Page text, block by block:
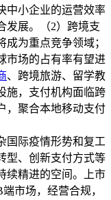
中小企业的运营效率
发展。（2）跨境支
为重点竞争领域；
市场的占有率有望进
、跨境旅游、留学教
施，支付机构面临跨
，聚合本地移动支付
国际疫情形势和复工
型、创新支付方式等
续精进的空间。上市
市场，经营合规，